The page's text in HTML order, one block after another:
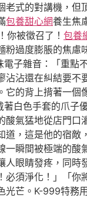
式的對講機，但
包養甜心網養生焦
你被徵召了！ 包養
粉過度膨脹的焦慮
子雜音：「重點
沾還在糾結要不
的背上揹著一個
白色手套的爪子
氣猛地從店門口
道，這是他的宿敵
瞬間被極端的酸
眼睛發疼，同時
須淨化！」「你
芒。K-999特務